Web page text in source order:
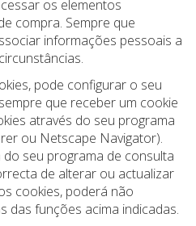
os elementos
compra. Sempre que
informações pessoais a
pode configurar o seu
que receber um cookie
através do seu programa
ou Netscape Navigator).
seu programa de consulta
de alterar ou actualizar
cookies, poderá não
das funções acima indicadas.